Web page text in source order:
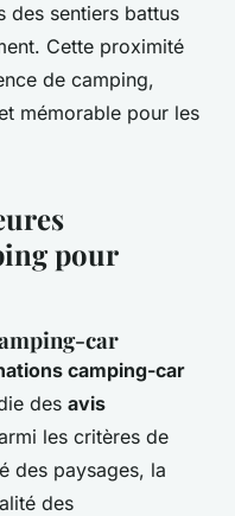
des sentiers battus
Cette proximité
de camping,
mémorable pour les
pour
car
camping-car
des avis
les critères de
des paysages, la
des